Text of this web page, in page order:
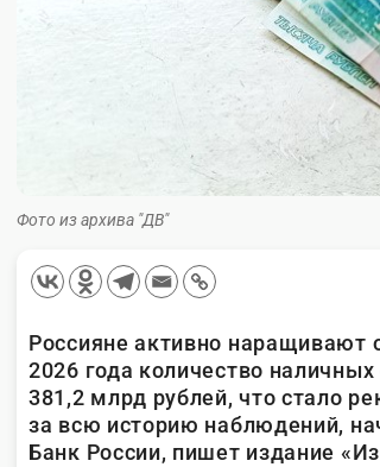
Фото из архива "ДВ"
Россияне активно
2026 года количество
381,2 млрд рублей, что стало
за всю историю наблюдений,
Банк России, пишет издание